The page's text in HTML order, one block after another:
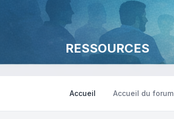
RESSOURCES
Accueil Accueil du forum